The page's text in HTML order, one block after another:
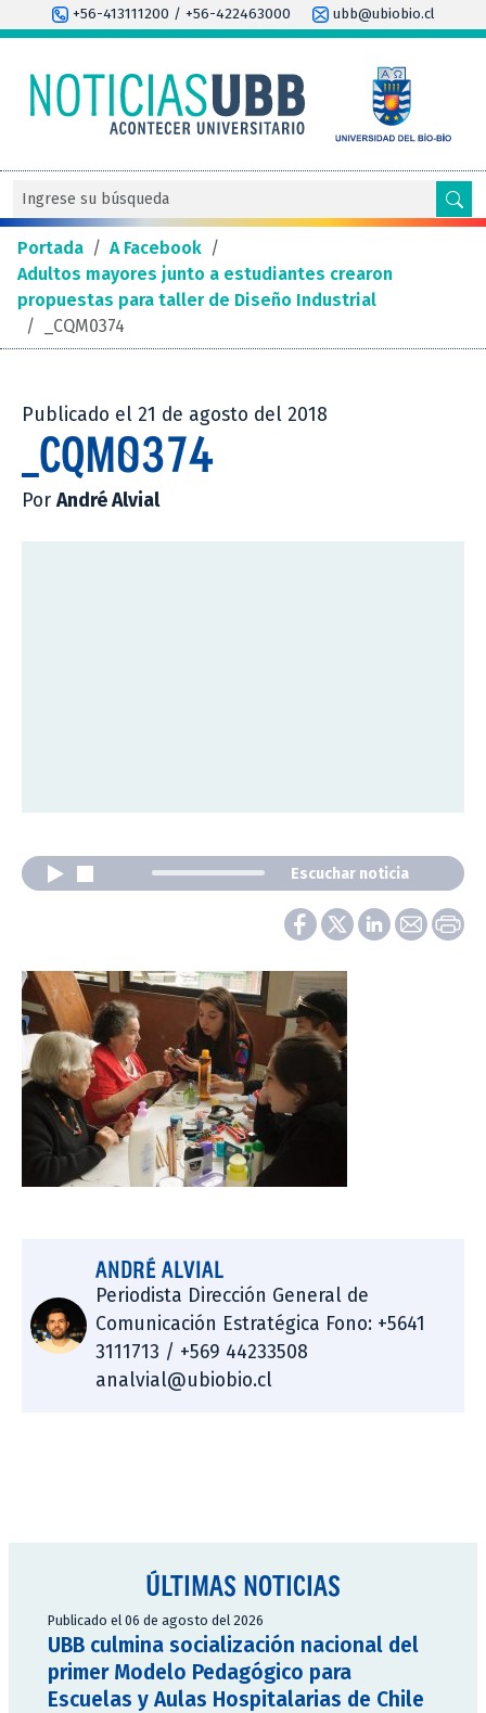
+56-413111200 / +56-422463000 ubb@ubiobio.cl
Portada / A Facebook /
Adultos mayores junto a estudiantes crearon
propuestas para taller de Diseño Industrial
/
_CQM0374
Publicado el 21 de agosto del 2018
_CQM0374
Por André Alvial
Escuchar noticia
ANDRÉ ALVIAL
Periodista Dirección General de
Comunicación Estratégica Fono: +5641
3111713 / +569 44233508
analvial@ubiobio.cl
ÚLTIMAS NOTICIAS
Publicado el 06 de agosto del 2026
UBB culmina socialización nacional del
primer Modelo Pedagógico para
Escuelas y Aulas Hospitalarias de Chile